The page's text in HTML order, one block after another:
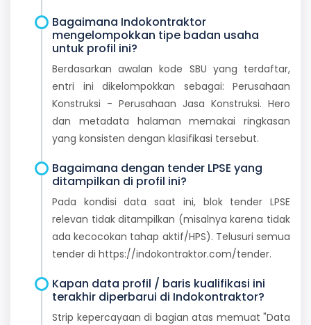
Bagaimana Indokontraktor
mengelompokkan tipe badan usaha
untuk profil ini?
Berdasarkan awalan kode SBU yang terdaftar,
entri ini dikelompokkan sebagai: Perusahaan
Konstruksi - Perusahaan Jasa Konstruksi. Hero
dan metadata halaman memakai ringkasan
yang konsisten dengan klasifikasi tersebut.
Bagaimana dengan tender LPSE yang
ditampilkan di profil ini?
Pada kondisi data saat ini, blok tender LPSE
relevan tidak ditampilkan (misalnya karena tidak
ada kecocokan tahap aktif/HPS). Telusuri semua
tender di https://indokontraktor.com/tender.
Kapan data profil / baris kualifikasi ini
terakhir diperbarui di Indokontraktor?
Strip kepercayaan di bagian atas memuat "Data